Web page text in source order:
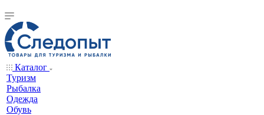
Каталог
Туризм
Рыбалка
Одежда
Обувь